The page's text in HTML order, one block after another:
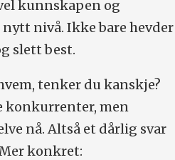
kunnskapen og
nivå. Ikke bare hevder
slett best.
tenker du kanskje?
konkurrenter, men
nå. Altså et dårlig svar
konkret: